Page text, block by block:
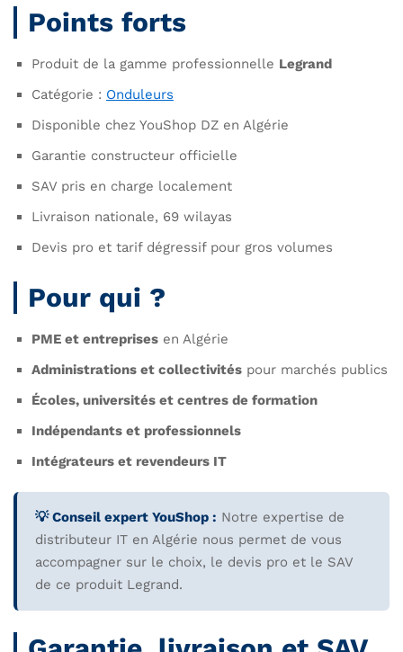
Points forts
Produit de la gamme professionnelle Legrand
Catégorie : Onduleurs
Disponible chez YouShop DZ en Algérie
Garantie constructeur officielle
SAV pris en charge localement
Livraison nationale, 69 wilayas
Devis pro et tarif dégressif pour gros volumes
Pour qui ?
PME et entreprises en Algérie
Administrations et collectivités pour marchés publics
Écoles, universités et centres de formation
Indépendants et professionnels
Intégrateurs et revendeurs IT
💡 Conseil expert YouShop : Notre expertise de
distributeur IT en Algérie nous permet de vous
accompagner sur le choix, le devis pro et le SAV
de ce produit Legrand.